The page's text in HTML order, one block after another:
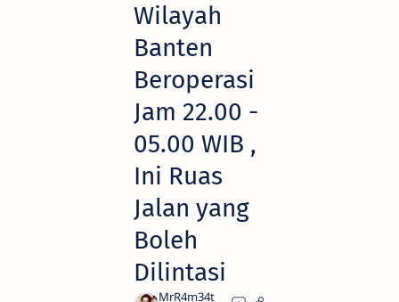
Wilayah
Banten
Beroperasi
Jam 22.00 -
05.00 WIB ,
Ini Ruas
Jalan yang
Boleh
Dilintasi